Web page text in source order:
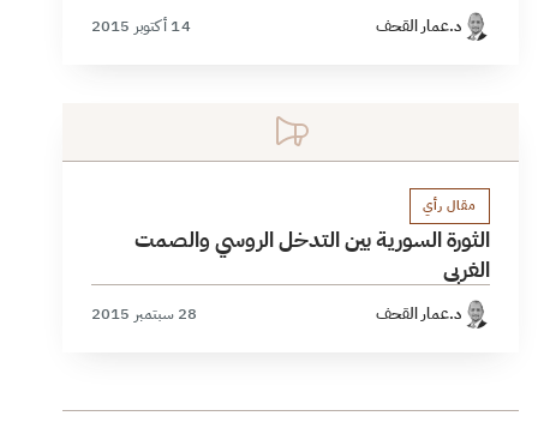
د.عمار القحف 14 أكتوبر 2015
مقال رأي
الثورة السورية بين ‫‏التدخل الروسي‬ والصمت
الغربي
د.عمار القحف 28 سبتمبر 2015